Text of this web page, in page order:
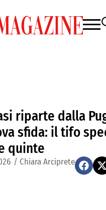
riparte dalla
sfida: il tifo
quinte
/ Chiara Arciprete